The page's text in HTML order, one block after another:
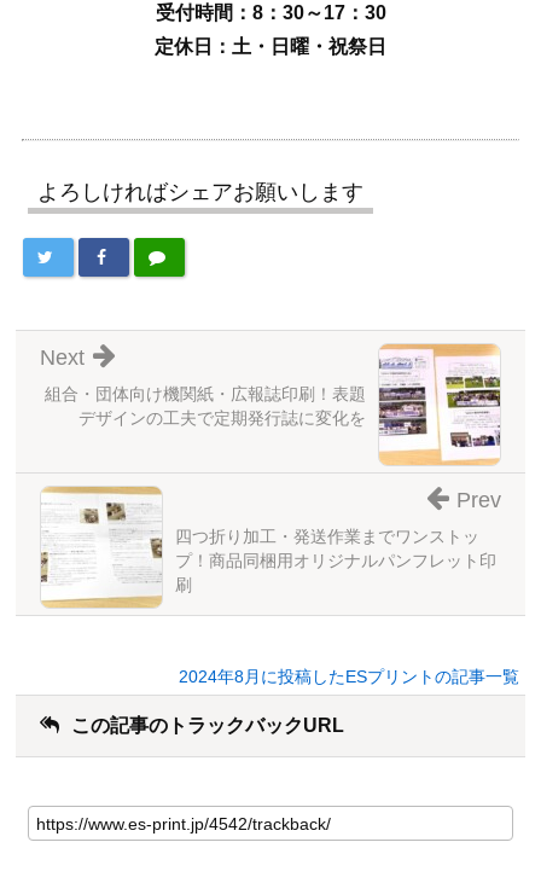
受付時間：8：30～17：30
定休日：土・日曜・祝祭日
よろしければシェアお願いします
組合・団体向け機関紙・広報誌印刷！表題
デザインの工夫で定期発行誌に変化を
Next
四つ折り加工・発送作業までワンストッ
プ！商品同梱用オリジナルパンフレット印
刷
Prev
2024年8月に投稿したESプリントの記事一覧
この記事のトラックバックURL